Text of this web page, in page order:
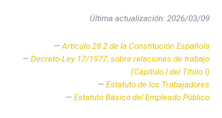
Última actualización: 2026/03/09
— Artículo 28.2 de la Constitución Española
— Decreto-Ley 17/1977, sobre relaciones de trabajo
(Capítulo I del Título I)
— Estatuto de los Trabajadores
— Estatuto Básico del Empleado Público